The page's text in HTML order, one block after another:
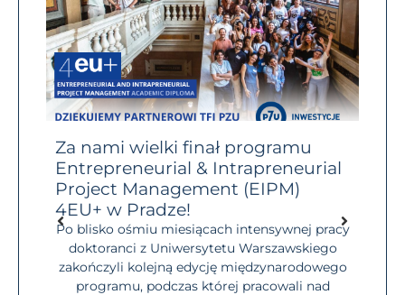
Za nami wielki finał programu
Entrepreneurial & Intrapreneurial
Project Management (EIPM)
4EU+ w Pradze!
Po blisko ośmiu miesiącach intensywnej pracy
doktoranci z Uniwersytetu Warszawskiego
zakończyli kolejną edycję międzynarodowego
programu, podczas której pracowali nad